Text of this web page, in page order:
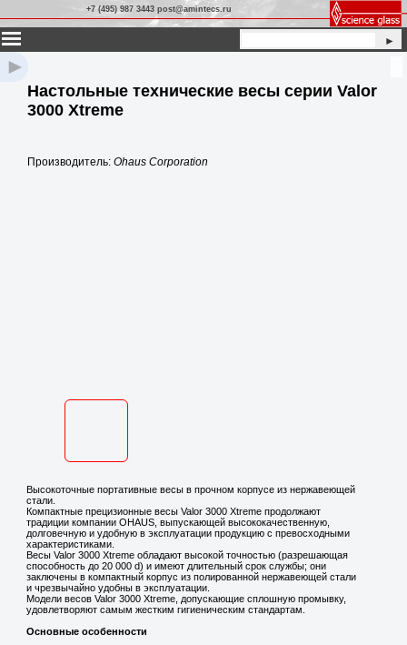
+7 (495) 987 3443 post@amintecs.ru
►
►
Настольные технические весы серии Valor
3000 Xtreme
Производитель: Ohaus Corporation
Высокоточные портативные весы в прочном корпусе из нержавеющей
стали.
Компактные прецизионные весы Valor 3000 Xtreme продолжают
традиции компании OHAUS, выпускающей высококачественную,
долговечную и удобную в эксплуатации продукцию с превосходными
характеристиками.
Весы Valor 3000 Xtreme обладают высокой точностью (разрешающая
способность до 20 000 d) и имеют длительный срок службы; они
заключены в компактный корпус из полированной нержавеющей стали
и чрезвычайно удобны в эксплуатации.
Модели весов Valor 3000 Xtreme, допускающие сплошную промывку,
удовлетворяют самым жестким гигиеническим стандартам.
Основные особенности